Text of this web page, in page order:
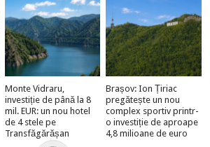
Monte Vidraru,
investiție de până la 8
mil. EUR: un nou hotel
de 4 stele pe
Transfăgărășan
Brașov: Ion Țiriac
pregătește un nou
complex sportiv printr-
o investiție de aproape
4,8 milioane de euro